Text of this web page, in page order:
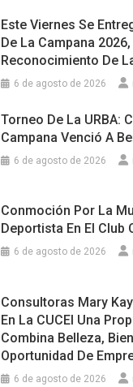
Este Viernes Se
De La Campana
Reconocimiento De
6 de agosto de 2026
Torneo De La URBA:
Campana Venció A
6 de agosto de 2026
Conmoción Por La
Deportista En El Club
6 de agosto de 2026
Consultoras Mary
En La CUCEI Una
Combina Belleza,
Oportunidad De
6 de agosto de 2026